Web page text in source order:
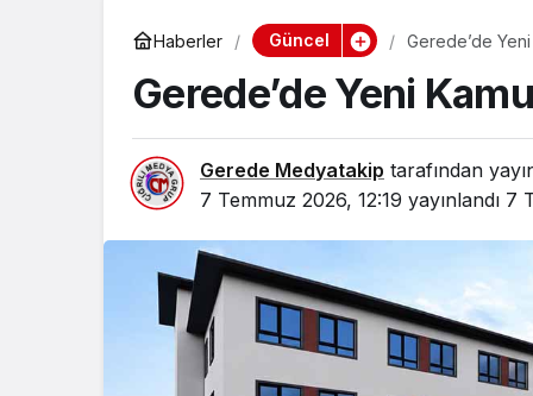
Haberler Güncel Gerede’de Yeni
Gerede’de Yeni
Gerede Medyatakip tarafından
7 Temmuz 2026, 12:19 yayınlandı 7
Güncel